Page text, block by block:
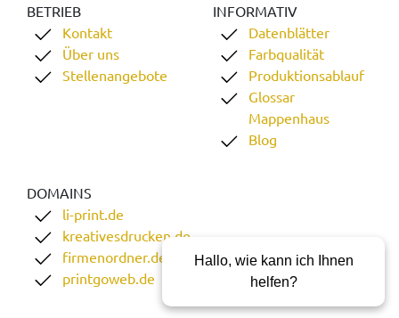
BETRIEB
Kontakt
Über uns
Stellenangebote
INFORMATIV
Datenblätter
Farbqualität
Produktionsablauf
Glossar
Mappenhaus
Blog
DOMAINS
li-print.de
kreativesdrucken.de
firmenordner.de
printgoweb.de
Hallo, wie kann ich Ihnen
helfen?